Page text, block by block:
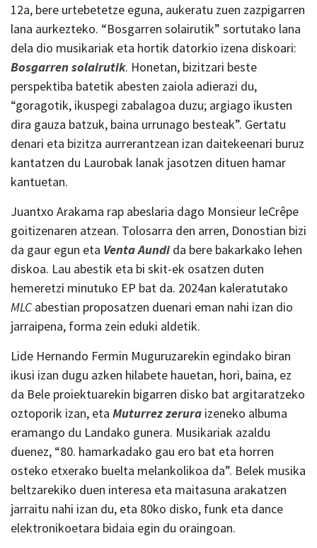
12a, bere urtebetetze eguna, aukeratu zuen zazpigarren
lana aurkezteko. “Bosgarren solairutik” sortutako lana
dela dio musikariak eta hortik datorkio izena diskoari:
Bosgarren solairutik. Honetan, bizitzari beste
perspektiba batetik abesten zaiola adierazi du,
“goragotik, ikuspegi zabalagoa duzu; argiago ikusten
dira gauza batzuk, baina urrunago besteak”. Gertatu
denari eta bizitza aurrerantzean izan daitekeenari buruz
kantatzen du Laurobak lanak jasotzen dituen hamar
kantuetan.
Juantxo Arakama rap abeslaria dago Monsieur leCrêpe
goitizenaren atzean. Tolosarra den arren, Donostian bizi
da gaur egun eta Venta Aundida bere bakarkako lehen
diskoa. Lau abestik eta bi skit-ek osatzen duten
hemeretzi minutuko EP bat da. 2024an kaleratutako
MLC abestian proposatzen duenari eman nahi izan dio
jarraipena, forma zein eduki aldetik.
Lide Hernando Fermin Muguruzarekin egindako biran
ikusi izan dugu azken hilabete hauetan, hori, baina, ez
da Bele proiektuarekin bigarren disko bat argitaratzeko
oztoporik izan, eta Muturrez zerura izeneko albuma
eramango du Landako gunera. Musikariak azaldu
duenez, “80. hamarkadako gau ero bat eta horren
osteko etxerako buelta melankolikoa da”. Belek musika
beltzarekiko duen interesa eta maitasuna arakatzen
jarraitu nahi izan du, eta 80ko disko, funk eta dance
elektronikoetara bidaia egin du oraingoan.